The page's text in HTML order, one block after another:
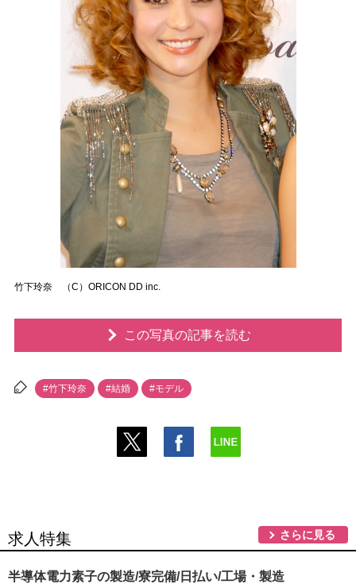
竹下玲奈 （C）ORICON DD inc.
この写真の記事を読む
#竹下玲奈 #結婚 #モデル
求人特集 さらに見る
半導体電力素子の製造/寮完備/日払い/工場・製造